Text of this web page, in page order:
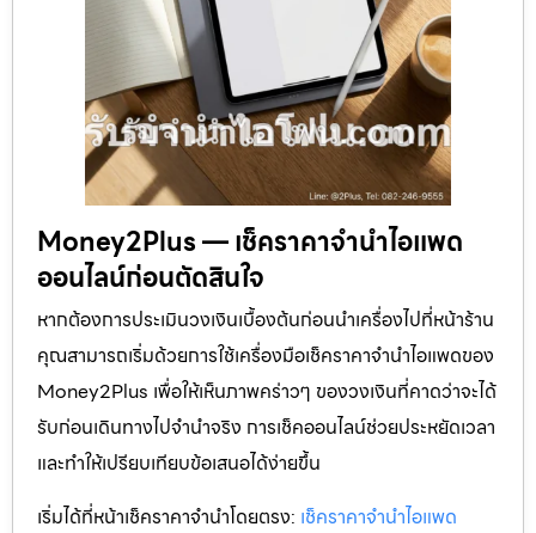
Money2Plus — เช็คราคาจำนำไอแพด
ออนไลน์ก่อนตัดสินใจ
หากต้องการประเมินวงเงินเบื้องต้นก่อนนำเครื่องไปที่หน้าร้าน
คุณสามารถเริ่มด้วยการใช้เครื่องมือเช็คราคาจำนำไอแพดของ
Money2Plus เพื่อให้เห็นภาพคร่าวๆ ของวงเงินที่คาดว่าจะได้
รับก่อนเดินทางไปจำนำจริง การเช็คออนไลน์ช่วยประหยัดเวลา
และทำให้เปรียบเทียบข้อเสนอได้ง่ายขึ้น
เริ่มได้ที่หน้าเช็คราคาจำนำโดยตรง: เช็คราคาจำนำไอแพด